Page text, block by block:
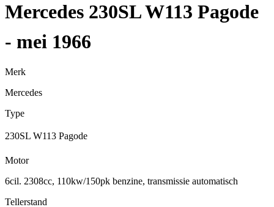
Mercedes 230SL W113 Pagode
- mei 1966
Merk
Mercedes
Type
230SL W113 Pagode
Motor
6cil. 2308cc, 110kw/150pk benzine, transmissie automatisch
Tellerstand